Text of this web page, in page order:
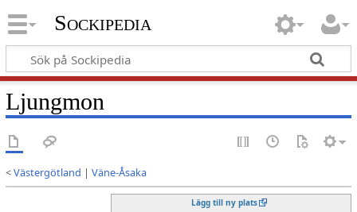
Sockipedia
Ljungmon
<Västergötland | Väne-Åsaka
Lägg till ny plats